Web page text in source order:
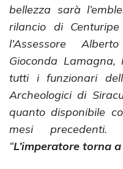
bellezza sarà
rilancio di
l’Assessore
Gioconda
tutti i funzionari
Archeologici di
quanto disponibile
mesi precedenti.
“L’imperatore torna